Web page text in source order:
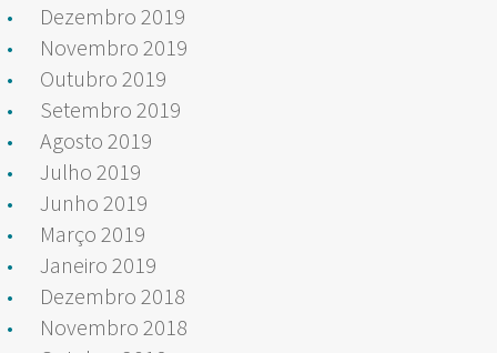
Dezembro 2019
Novembro 2019
Outubro 2019
Setembro 2019
Agosto 2019
Julho 2019
Junho 2019
Março 2019
Janeiro 2019
Dezembro 2018
Novembro 2018